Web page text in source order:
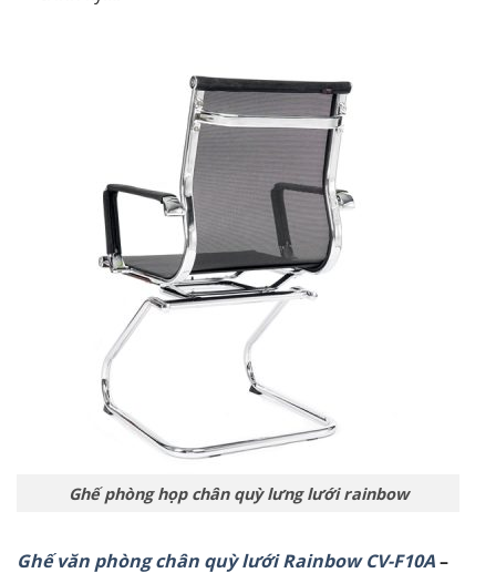
Ghế phòng họp chân quỳ lưng lưới rainbow
Ghế văn phòng chân quỳ lưới Rainbow CV-F10A–